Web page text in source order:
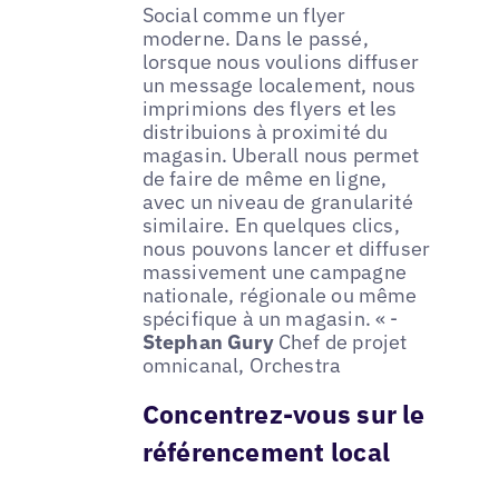
Social comme un flyer
moderne. Dans le passé,
lorsque nous voulions diffuser
un message localement, nous
imprimions des flyers et les
distribuions à proximité du
magasin. Uberall nous permet
de faire de même en ligne,
avec un niveau de granularité
similaire. En quelques clics,
nous pouvons lancer et diffuser
massivement une campagne
nationale, régionale ou même
spécifique à un magasin. « -
Stephan Gury Chef de projet
omnicanal, Orchestra
Concentrez-vous sur le
référencement local